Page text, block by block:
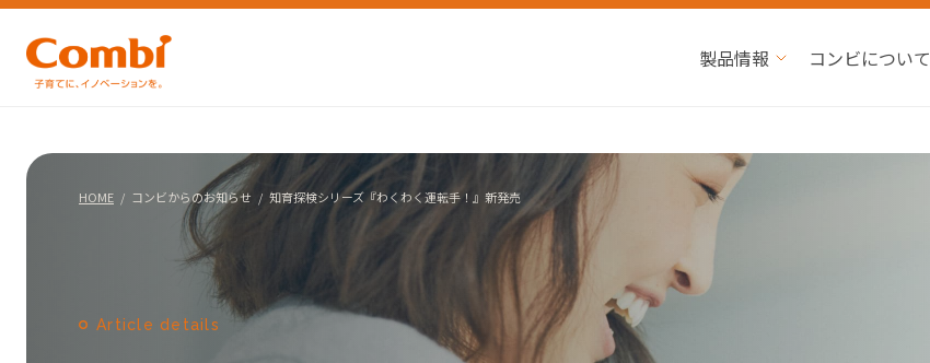
製品情報 コンビについて
HOME コンビからのお知らせ 知育探検シリーズ『わくわく運転手！』新発売
Article details